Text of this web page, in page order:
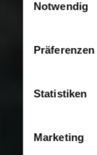
Nutzung der
Notwendig
Präferenzen
Statistiken
Marketing